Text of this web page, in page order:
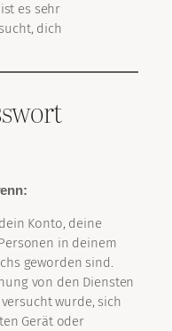
es sehr
dich
Konto, deine
in deinem
geworden sind.
von den Diensten
wurde, sich
Gerät oder